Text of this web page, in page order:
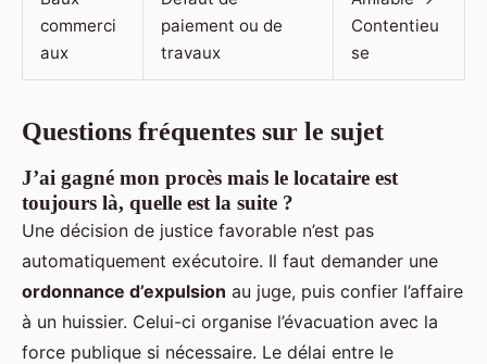
commerci
aux
paiement ou de
travaux
Contentieu
se
Questions fréquentes sur le sujet
J’ai gagné mon procès mais le locataire est
toujours là, quelle est la suite ?
Une décision de justice favorable n’est pas
automatiquement exécutoire. Il faut demander une
ordonnance d’expulsion au juge, puis confier l’affaire
à un huissier. Celui-ci organise l’évacuation avec la
force publique si nécessaire. Le délai entre le